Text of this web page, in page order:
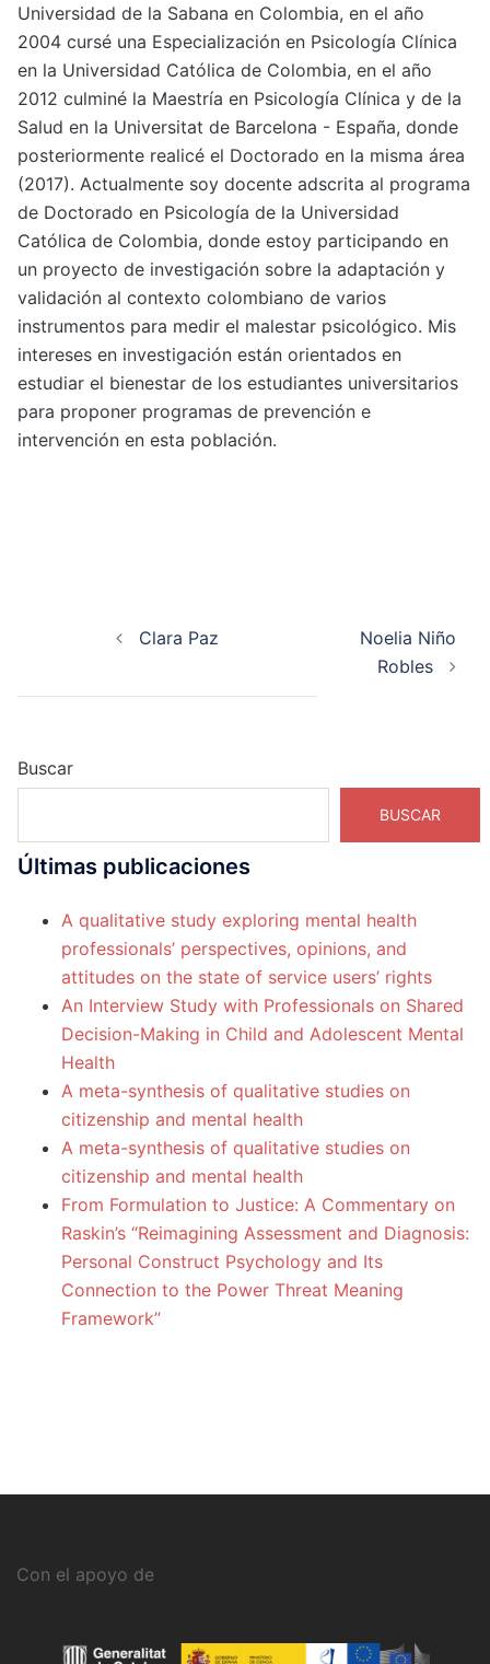
Universidad de la Sabana en Colombia, en el año
2004 cursé una Especialización en Psicología Clínica
en la Universidad Católica de Colombia, en el año
2012 culminé la Maestría en Psicología Clínica y de la
Salud en la Universitat de Barcelona - España, donde
posteriormente realicé el Doctorado en la misma área
(2017). Actualmente soy docente adscrita al programa
de Doctorado en Psicología de la Universidad
Católica de Colombia, donde estoy participando en
un proyecto de investigación sobre la adaptación y
validación al contexto colombiano de varios
instrumentos para medir el malestar psicológico. Mis
intereses en investigación están orientados en
estudiar el bienestar de los estudiantes universitarios
para proponer programas de prevención e
intervención en esta población.
Post navigation
Clara Paz
Noelia Niño
Robles
Buscar
BUSCAR
Últimas publicaciones
A qualitative study exploring mental health
professionals’ perspectives, opinions, and
attitudes on the state of service users’ rights
An Interview Study with Professionals on Shared
Decision-Making in Child and Adolescent Mental
Health
A meta-synthesis of qualitative studies on
citizenship and mental health
A meta-synthesis of qualitative studies on
citizenship and mental health
From Formulation to Justice: A Commentary on
Raskin’s “Reimagining Assessment and Diagnosis:
Personal Construct Psychology and Its
Connection to the Power Threat Meaning
Framework”
Con el apoyo de